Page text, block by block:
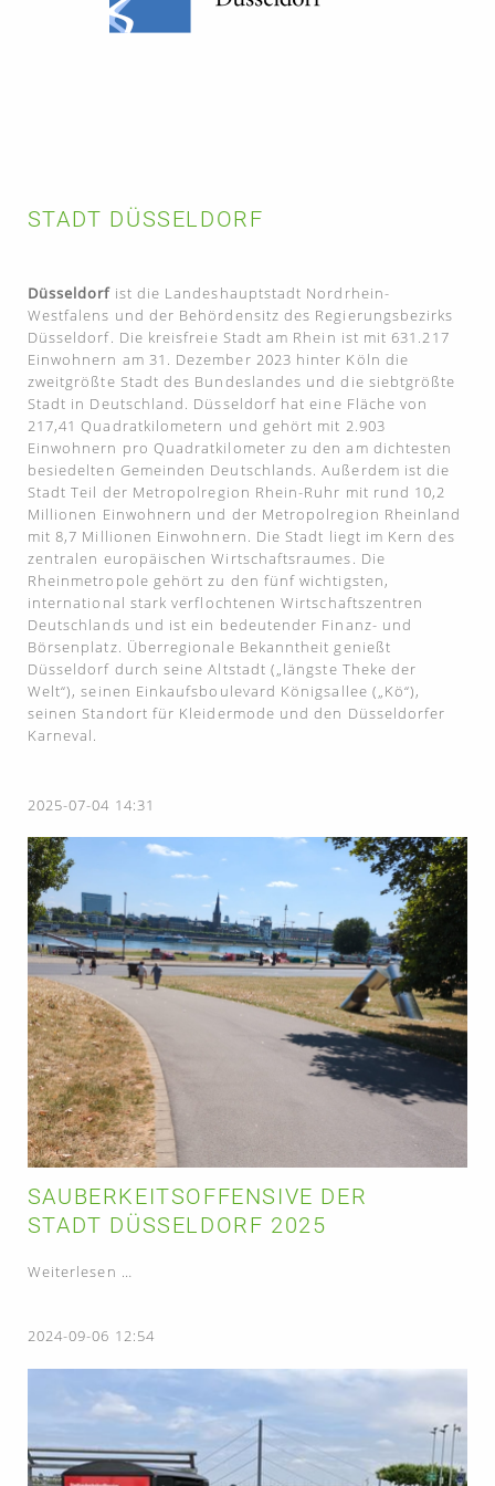
STADT DÜSSELDORF
Düsseldorfist die Landeshauptstadt Nordrhein-
Westfalens und der Behördensitz des Regierungsbezirks
Düsseldorf. Die kreisfreie Stadt am Rhein ist mit 631.217
Einwohnern am 31. Dezember 2023 hinter Köln die
zweitgrößte Stadt des Bundeslandes und die siebtgrößte
Stadt in Deutschland. Düsseldorf hat eine Fläche von
217,41 Quadratkilometern und gehört mit 2.903
Einwohnern pro Quadratkilometer zu den am dichtesten
besiedelten Gemeinden Deutschlands. Außerdem ist die
Stadt Teil der Metropolregion Rhein-Ruhr mit rund 10,2
Millionen Einwohnern und der Metropolregion Rheinland
mit 8,7 Millionen Einwohnern. Die Stadt liegt im Kern des
zentralen europäischen Wirtschaftsraumes. Die
Rheinmetropole gehört zu den fünf wichtigsten,
international stark verflochtenen Wirtschaftszentren
Deutschlands und ist ein bedeutender Finanz- und
Börsenplatz. Überregionale Bekanntheit genießt
Düsseldorf durch seine Altstadt („längste Theke der
Welt“), seinen Einkaufsboulevard Königsallee („Kö“),
seinen Standort für Kleidermode und den Düsseldorfer
Karneval.
2025-07-04 14:31
SAUBERKEITSOFFENSIVE DER
STADT DÜSSELDORF 2025
Weiterlesen …
Düsseldorf
2024-09-06 12:54